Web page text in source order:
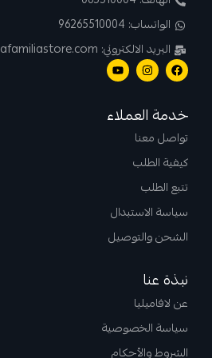
الواتساب: 96265510004
البريد الالكتروني: info@lafamiliastore.com
خدمة العملاء
تواصل معنا
كيفية الطلب
تتبع الطلب
سياسة الاستبدال
الشحن والتوصيل
نبذة عنا
عن لافاميليا
سياسة الخصوصية
الشروط والأحكام